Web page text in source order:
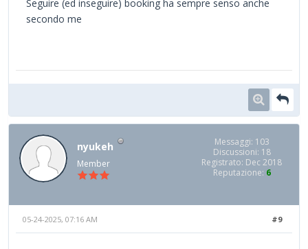
Seguire (ed inseguire) booking ha sempre senso anche
secondo me
nyukeh
Member
Messaggi: 103
Discussioni: 18
Registrato: Dec 2018
Reputazione: 6
#9
05-24-2025, 07:16 AM